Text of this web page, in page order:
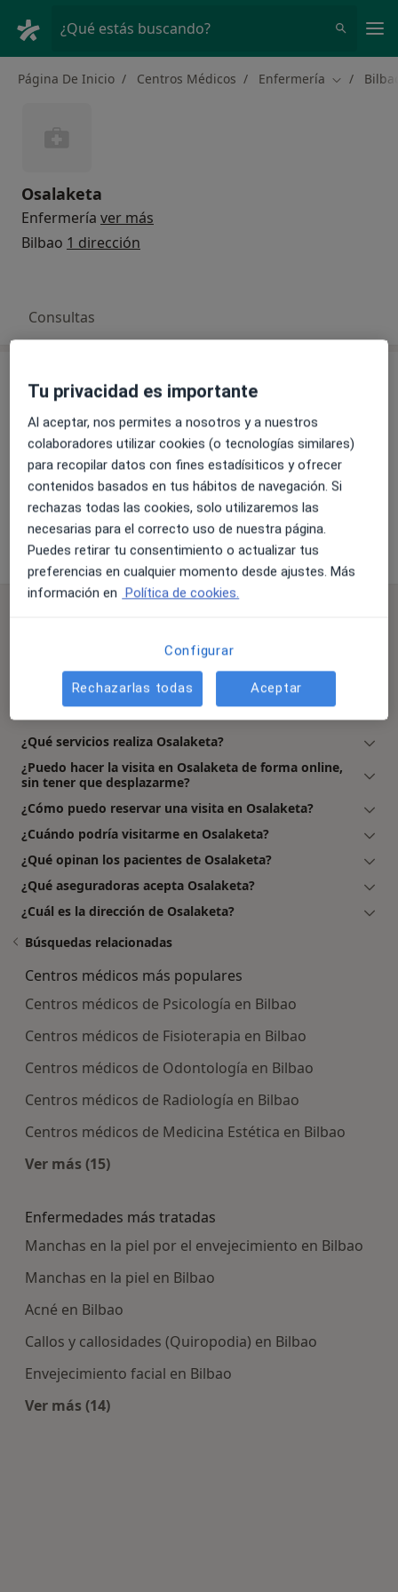
¿Qué estás buscando?
Página De Inicio Centros Médicos Enfermería Cambiar
Osalaketa
Enfermería ver más
Bilbao 1 dirección
Consultas
Ampliar
Osalaketa
Cl. Alameda Urquijo, 28-5ºC, Bilbao 48010
¿Qué especialidades trata Osalaketa en Bilbao?
Osalaketa cuenta con un amplio equipo en Bilbao
que cubre las siguientes especialidades: Enfermería,
Medicina General.
¿Qué servicios realiza Osalaketa?
¿Puedo hacer la visita en Osalaketa de forma online,
sin tener que desplazarme?
¿Cómo puedo reservar una visita en Osalaketa?
¿Cuándo podría visitarme en Osalaketa?
¿Qué opinan los pacientes de Osalaketa?
¿Qué aseguradoras acepta Osalaketa?
¿Cuál es la dirección de Osalaketa?
Búsquedas relacionadas
Centros médicos más populares
Centros médicos de Psicología en Bilbao
Centros médicos de Fisioterapia en Bilbao
Centros médicos de Odontología en Bilbao
Centros médicos de Radiología en Bilbao
Centros médicos de Medicina Estética en Bilbao
Ver más (15)
Enfermedades más tratadas
Manchas en la piel por el envejecimiento en Bilbao
Manchas en la piel en Bilbao
Acné en Bilbao
Callos y callosidades (Quiropodia) en Bilbao
Envejecimiento facial en Bilbao
Ver más (14)
Tu privacidad es importante
Al aceptar, nos permites a nosotros y a nuestros
colaboradores utilizar cookies (o tecnologías similares)
para recopilar datos con fines estadísiticos y ofrecer
contenidos basados en tus hábitos de navegación. Si
rechazas todas las cookies, solo utilizaremos las
necesarias para el correcto uso de nuestra página.
Puedes retirar tu consentimiento o actualizar tus
preferencias en cualquier momento desde ajustes. Más
información en Política de cookies.
Configurar
Rechazarlas todas Aceptar